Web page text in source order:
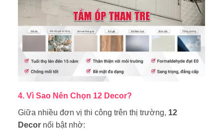
4. Vì Sao Nên Chọn 12 Decor?
Giữa nhiều đơn vị thi công trên thị trường, 12
Decor nổi bật nhờ: